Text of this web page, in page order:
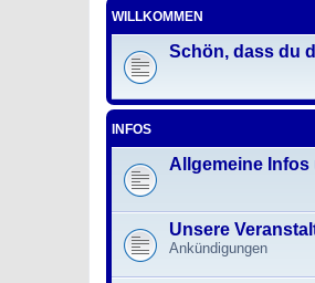
WILLKOMMEN
Schön, dass du
INFOS
Allgemeine
Unsere
Ankündigungen